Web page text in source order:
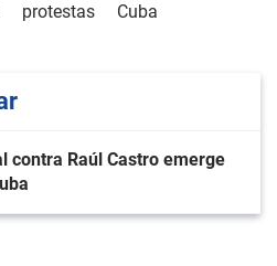
protestas Cuba
contra Raúl Castro emerge